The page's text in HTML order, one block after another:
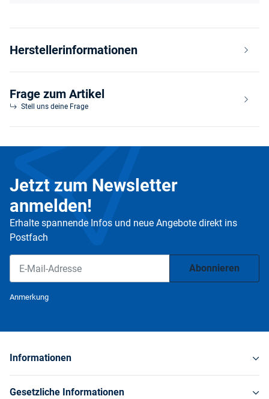
Herstellerinformationen
Frage zum Artikel
Stell uns deine Frage
Jetzt zum Newsletter
anmelden!
Erhalte spannende Infos und neue Angebote direkt ins
Postfach
Abonnieren
Anmerkung
Informationen
Gesetzliche Informationen